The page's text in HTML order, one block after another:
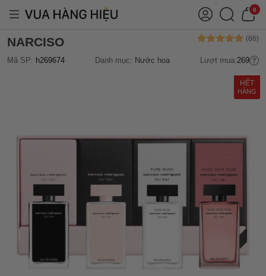
0
NARCISO
Mã SP: h269674 Danh mục: Nước hoa Lượt mua:269
HẾT
HÀNG